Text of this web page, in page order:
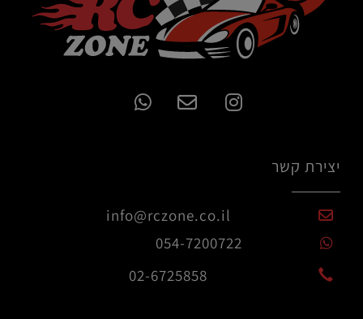
יצירת קשר
info@rczone.co.il
054-7200722
02-6725858